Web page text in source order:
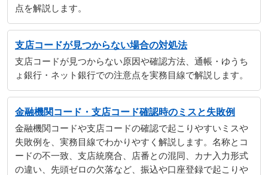
点を解説します。
支店コードが見つからない場合の対処法
支店コードが見つからない原因や確認方法、通帳・ゆうち
ょ銀行・ネット銀行での注意点を実務目線で解説します。
金融機関コード・支店コード確認時のミスと失敗例
金融機関コードや支店コードの確認で起こりやすいミスや
失敗例を、実務目線でわかりやすく解説します。名称とコ
ードの不一致、支店統廃合、店番との混同、カナ入力形式
の違い、先頭ゼロの欠落など、振込や口座登録で起こりや